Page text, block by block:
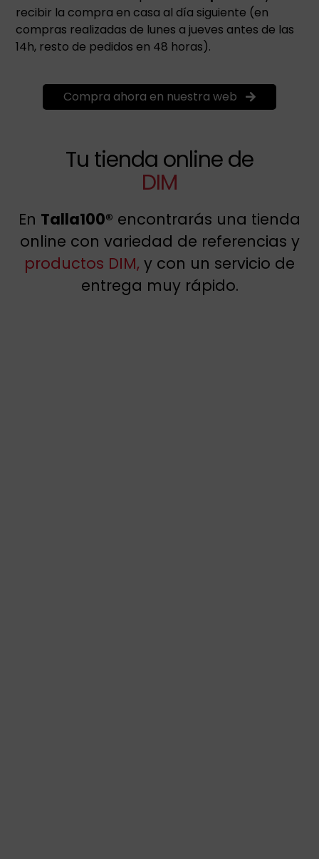
recibir la compra en casa al día siguiente (en
compras realizadas de lunes a jueves antes de las
14h, resto de pedidos en 48 horas).
Compra ahora en nuestra web
Tu tienda online de
DIM
En Talla100® encontrarás una tienda
online con variedad de referencias y
productos DIM, y con un servicio de
entrega muy rápido.